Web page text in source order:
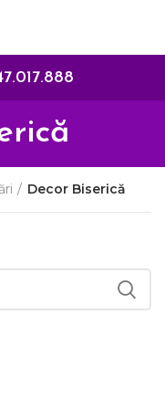
Decor Biserică